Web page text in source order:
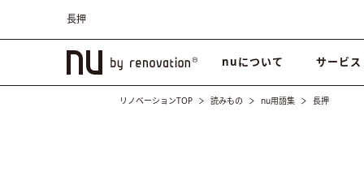
長押
nuについて サービス
リノベーションTOP 読みもの nu用語集 長押